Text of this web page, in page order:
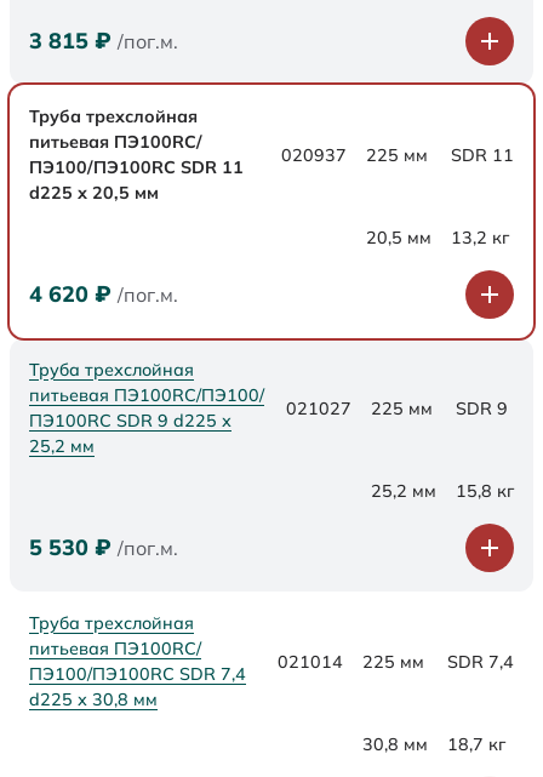
3 815 ₽ /пог.м.
Труба трехслойная
питьевая ПЭ100RC/
ПЭ100/ПЭ100RC SDR 11
d225 х 20,5 мм
020937 225 мм SDR 11
20,5 мм 13,2 кг
4 620 ₽ /пог.м.
Труба трехслойная
питьевая ПЭ100RC/ПЭ100/
ПЭ100RC SDR 9 d225 х
25,2 мм
021027 225 мм SDR 9
25,2 мм 15,8 кг
5 530 ₽ /пог.м.
Труба трехслойная
питьевая ПЭ100RC/
ПЭ100/ПЭ100RC SDR 7,4
d225 х 30,8 мм
021014 225 мм SDR 7,4
30,8 мм 18,7 кг